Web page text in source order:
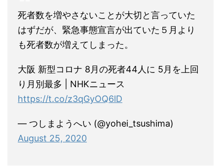
死者数を増やさないことが大切と言っていた
はずだが、緊急事態宣言が出ていた５月より
も死者数が増えてしまった。
大阪 新型コロナ 8月の死者44人に 5月を上回
り月別最多 | NHKニュース
https://t.co/z3qGyOQ6lD
— つしまようへい (@yohei_tsushima)
August 25, 2020